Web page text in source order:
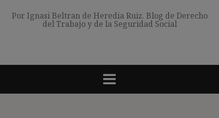
Por Ignasi Beltran de Heredia Ruiz. Blog de Derecho
del Trabajo y de la Seguridad Social